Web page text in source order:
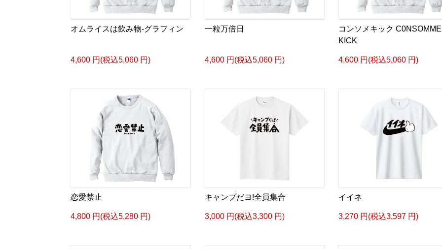
オムライスは飲み物-グラフィン
4,600 円(税込5,060 円)
一粒万倍日
4,600 円(税込5,060 円)
コンソメキック C0NSOMME
KICK
4,600 円(税込5,060 円)
恋愛禁止
4,800 円(税込5,280 円)
キャンプだヨ!全員集合
3,000 円(税込3,300 円)
イイネ
3,270 円(税込3,597 円)